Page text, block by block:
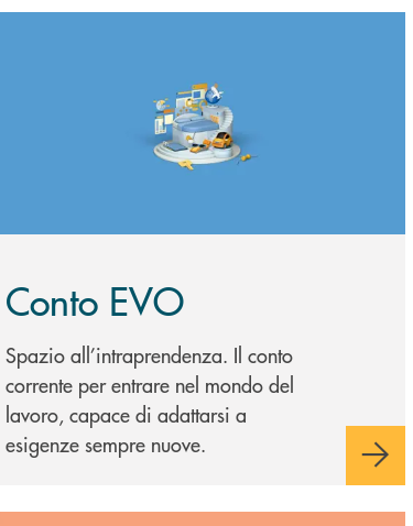
Conto EVO
Spazio all’intraprendenza. Il conto
corrente per entrare nel mondo del
lavoro, capace di adattarsi a
esigenze sempre nuove.